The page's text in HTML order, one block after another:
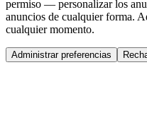
permiso — personalizar los
anuncios de cualquier forma.
cualquier momento.
Administrar preferencias